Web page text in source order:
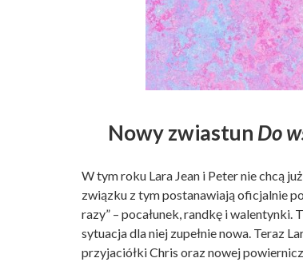
Nowy zwiastun Do
W tym roku Lara Jean i Peter nie chcą
związku z tym postanawiają oficjalnie
razy” – pocałunek, randkę i
sytuacja dla niej zupełnie nowa. Teraz
przyjaciółki Chris oraz nowej